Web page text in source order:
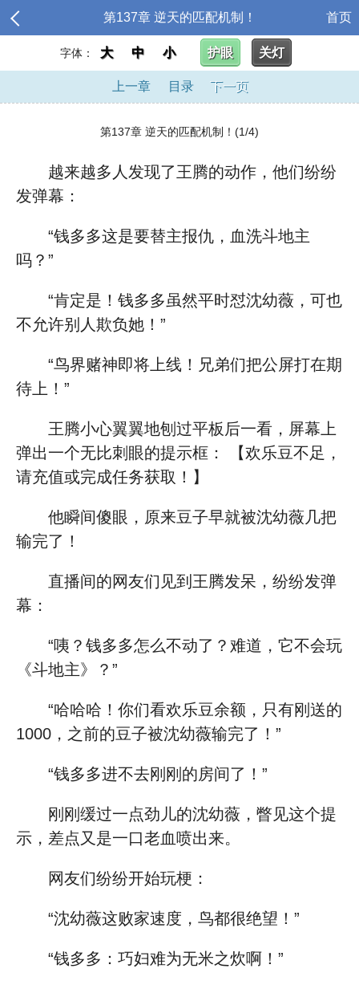
第137章 逆天的匹配机制！ 首页
字体： 大 中 小 护眼 关灯
上一章 目录 下一页
第137章 逆天的匹配机制！(1/4)
越来越多人发现了王腾的动作，他们纷纷
发弹幕：
“钱多多这是要替主报仇，血洗斗地主
吗？”
“肯定是！钱多多虽然平时怼沈幼薇，可也
不允许别人欺负她！”
“鸟界赌神即将上线！兄弟们把公屏打在期
待上！”
王腾小心翼翼地刨过平板后一看，屏幕上
弹出一个无比刺眼的提示框： 【欢乐豆不足，
请充值或完成任务获取！】
他瞬间傻眼，原来豆子早就被沈幼薇几把
输完了！
直播间的网友们见到王腾发呆，纷纷发弹
幕：
“咦？钱多多怎么不动了？难道，它不会玩
《斗地主》？”
“哈哈哈！你们看欢乐豆余额，只有刚送的
1000，之前的豆子被沈幼薇输完了！”
“钱多多进不去刚刚的房间了！”
刚刚缓过一点劲儿的沈幼薇，瞥见这个提
示，差点又是一口老血喷出来。
网友们纷纷开始玩梗：
“沈幼薇这败家速度，鸟都很绝望！”
“钱多多：巧妇难为无米之炊啊！”